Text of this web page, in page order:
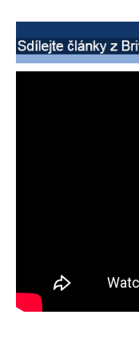
SOCIÁLNÍ SÍTĚ
RUBRIKY